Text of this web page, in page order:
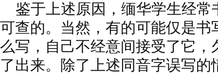
鉴于上述原因，缅华学生经常
可查的。当然，有的可能仅是书
么写，自己不经意间接受了它，
了出来。除了上述同音字误写